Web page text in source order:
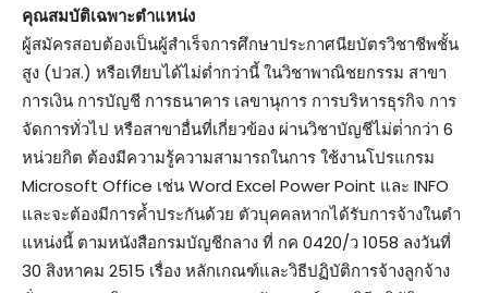
คุณสมบัติเฉพาะตําแหน่ง
ผู้สมัครสอบต้องเป็นผู้สําเร็จการศึกษาประกาศนียบัตรวิชาชีพชั้น
สูง (ปวส.) หรือเทียบได้ไม่ต่ำกว่านี้ ในวิชาพาณิชยกรรม สาขา
การเงิน การบัญชี การธนาคาร เลขานุการ การบริหารธุรกิจ การ
จัดการทั่วไป หรือสาขาอื่นที่เกี่ยวข้อง ผ่านวิชาบัญชีไม่ต่ํากว่า 6
หน่วยกิต ต้องมีความรู้ความสามารถในการ ใช้งานโปรแกรม
Microsoft Office เช่น Word Excel Power Point และ INFO
และจะต้องมีการค้ำประกันด้วย ตัวบุคคลหากได้รับการจ้างในตํา
แหน่งนี้ ตามหนังสือกรมบัญชีกลาง ที่ กค 0420/ว 1058 ลงวันที่
30 สิงหาคม 2515 เรื่อง หลักเกณฑ์และวิธีปฏิบัติการจ้างลูกจ้าง